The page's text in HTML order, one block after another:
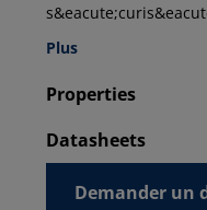
Plus
Properties
Datasheets
Demander un